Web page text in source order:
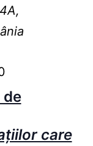
de
care